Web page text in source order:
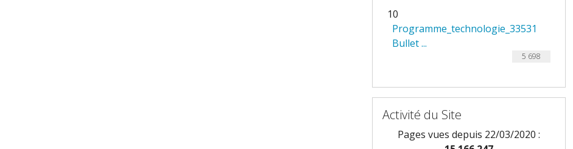
10
Programme_technologie_33531
Bullet ...
5 698
Activité du Site
Pages vues depuis 22/03/2020 :